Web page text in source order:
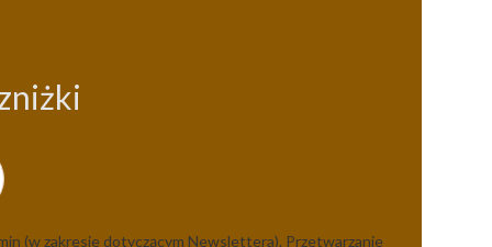
(w zakresie dotyczącym Newslettera). Przetwarzanie